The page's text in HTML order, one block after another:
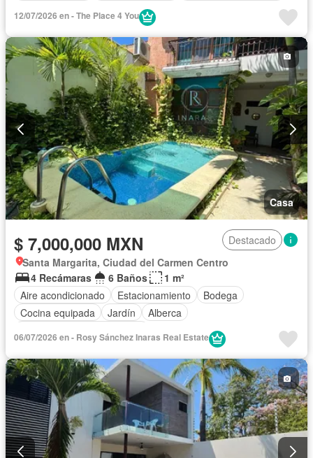
12/07/2026 en - The Place 4 You
Casa
$ 7,000,000 MXN
Destacado
Santa Margarita, Ciudad del Carmen Centro
4 Recámaras
6 Baños
1 m²
Aire acondicionado
Estacionamiento
Bodega
Cocina equipada
Jardín
Alberca
06/07/2026 en - Rosy Sánchez Inaras Real Estate